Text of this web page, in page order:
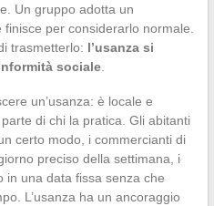
Un gruppo adotta un
per considerarlo normale.
trasmetterlo: l’usanza si
sociale.
un’usanza: è locale e
di chi la pratica. Gli abitanti
certo modo, i commercianti di
preciso della settimana, i
in una data fissa senza che
L’usanza ha un ancoraggio